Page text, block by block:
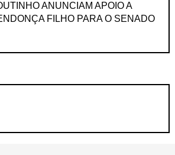
ANUNCIAM APOIO A
FILHO PARA O SENADO